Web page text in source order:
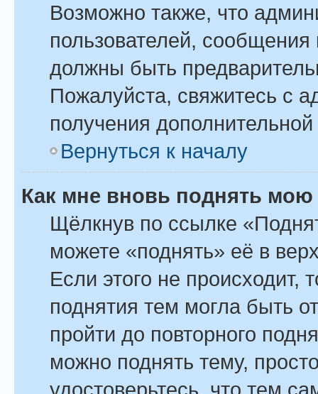
Возможно также, что
пользователей,
должны быть
Пожалуйста, свяжитесь с
получения
Вернуться к началу
Как мне вновь поднять мою
Щёлкнув по ссылке
можете «поднять» её в
Если этого не происходит,
поднятия тем могла быть
пройти до повторного
можно поднять тему,